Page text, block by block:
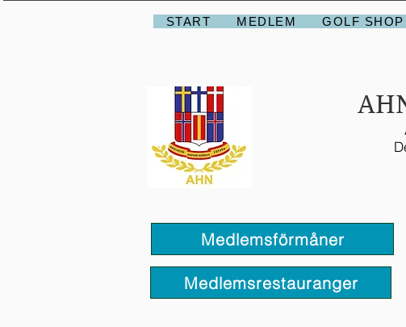
START MEDLEM GOLF SHOP
Medlemsförmåner
Medlemsrestauranger